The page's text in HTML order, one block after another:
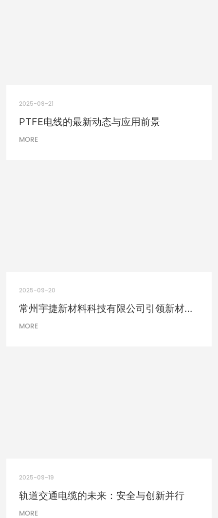
2025-09-21
PTFE电线的最新动态与应用前景
MORE
2025-09-20
常州宇捷新材料科技有限公司引领新材料
MORE
2025-09-19
轨道交通电缆的未来：安全与创新并行
MORE